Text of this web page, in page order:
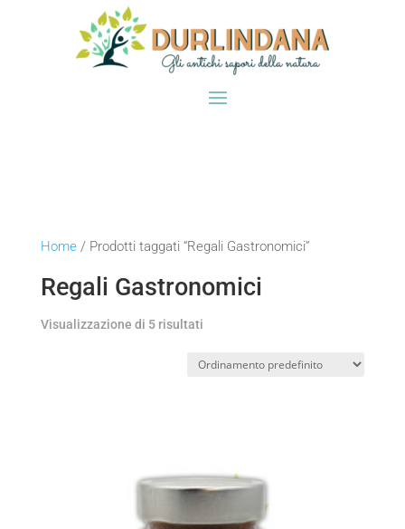
Home/ Prodotti taggati “Regali Gastronomici”
Regali Gastronomici
Visualizzazione di 5 risultati